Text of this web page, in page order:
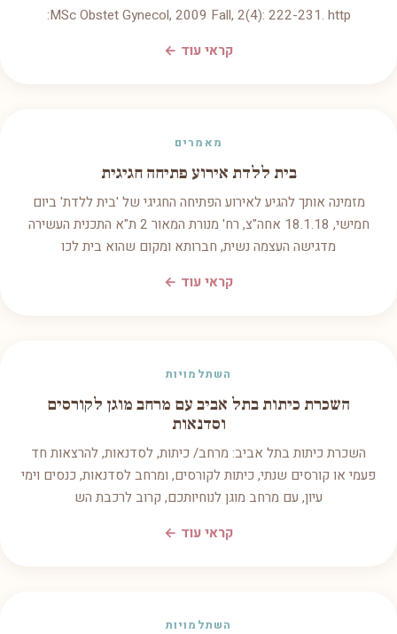
MSc Obstet Gynecol, 2009 Fall, 2(4): 222-231. http:
קראי עוד ←
מאמרים
בית ללדת אירוע פתיחה חגיגית
מזמינה אותך להגיע לאירוע הפתיחה החגיגי של 'בית ללדת' ביום
חמישי, 18.1.18 אחה"צ, רח' מנורת המאור 2 ת"א התכנית העשירה
מדגישה העצמה נשית, חברותא ומקום שהוא בית לכו
קראי עוד ←
השתלמויות
השכרת כיתות בתל אביב עם מרחב מוגן לקורסים
וסדנאות
השכרת כיתות בתל אביב: מרחב/ כיתות, לסדנאות, להרצאות חד
פעמי או קורסים שנתי, כיתות לקורסים, ומרחב לסדנאות, כנסים וימי
עיון, עם מרחב מוגן לנוחיותכם, קרוב לרכבת הש
קראי עוד ←
השתלמויות